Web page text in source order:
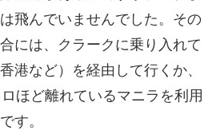
飛んでいませんでした。その
には、クラークに乗り入れて
港など）を経由して行くか、
ほど離れているマニラを利用
す。